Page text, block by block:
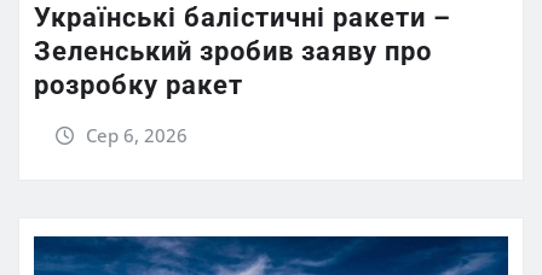
Українські балістичні ракети –
Зеленський зробив заяву про
розробку ракет
Сер 6, 2026